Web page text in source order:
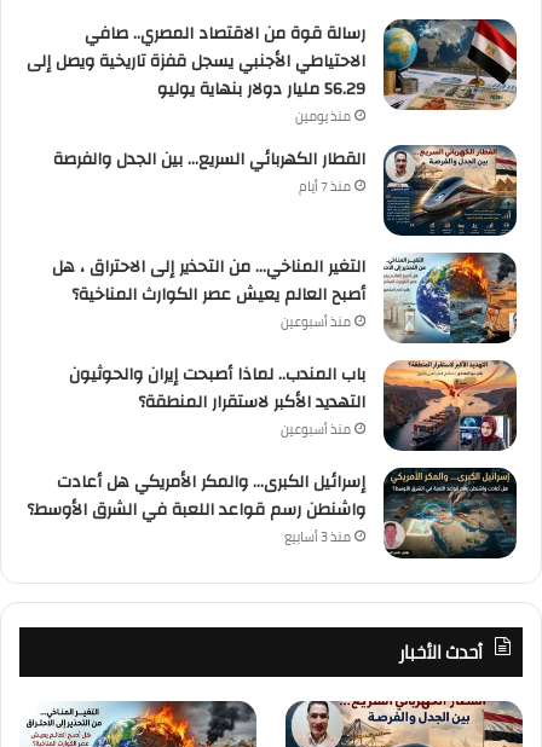
رسالة قوة من الاقتصاد المصري.. صافي
الاحتياطي الأجنبي يسجل قفزة تاريخية ويصل إلى
56.29 مليار دولار بنهاية يوليو
منذ يومين
القطار الكهربائي السريع… بين الجدل والفرصة
منذ 7 أيام
التغير المناخي… من التحذير إلى الاحتراق ، هل
أصبح العالم يعيش عصر الكوارث المناخية؟
منذ أسبوعين
باب المندب.. لماذا أصبحت إيران والحوثيون
التهديد الأكبر لاستقرار المنطقة؟
منذ أسبوعين
إسرائيل الكبرى… والمكر الأمريكي هل أعادت
واشنطن رسم قواعد اللعبة في الشرق الأوسط؟
منذ 3 أسابيع
أحدث الأخبار